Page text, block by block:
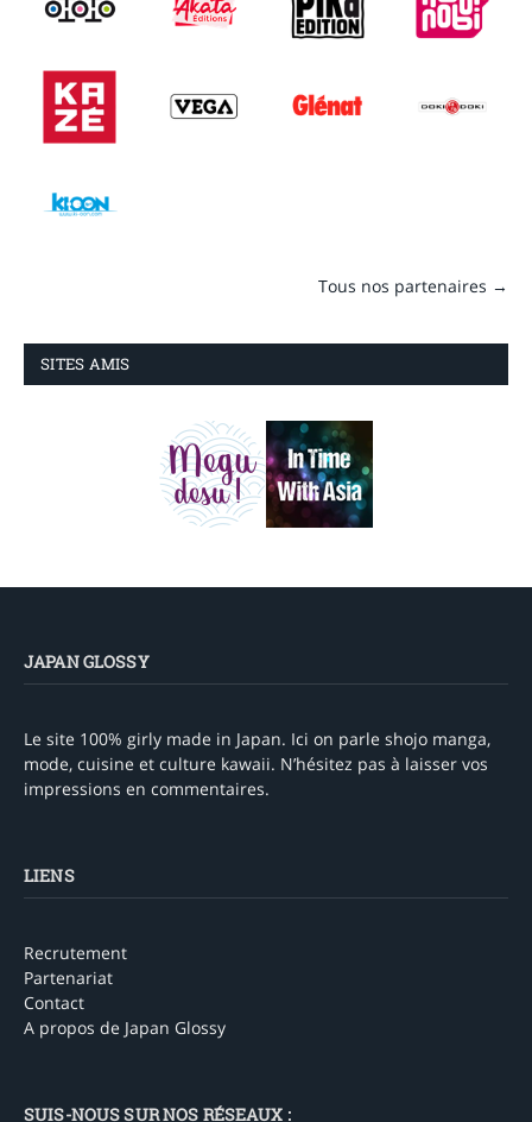
Tous nos partenaires →
SITES AMIS
JAPAN GLOSSY
Le site 100% girly made in Japan. Ici on parle shojo manga,
mode, cuisine et culture kawaii. N’hésitez pas à laisser vos
impressions en commentaires.
LIENS
Recrutement
Partenariat
Contact
A propos de Japan Glossy
SUIS-NOUS SUR NOS RÉSEAUX :